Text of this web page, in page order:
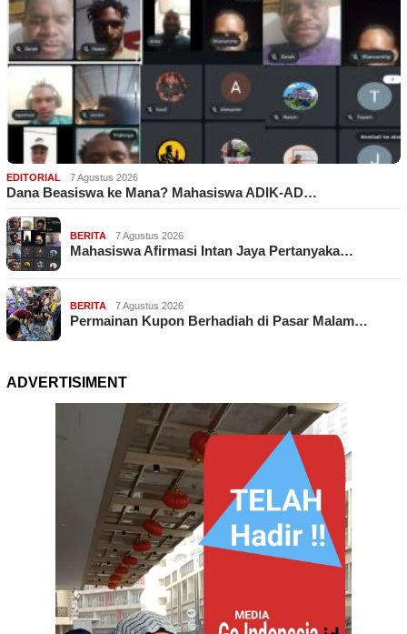
EDITORIAL 7 Agustus 2026
Dana Beasiswa ke Mana? Mahasiswa ADIK-AD…
BERITA 7 Agustus 2026
Mahasiswa Afirmasi Intan Jaya Pertanyaka…
BERITA 7 Agustus 2026
Permainan Kupon Berhadiah di Pasar Malam…
ADVERTISIMENT